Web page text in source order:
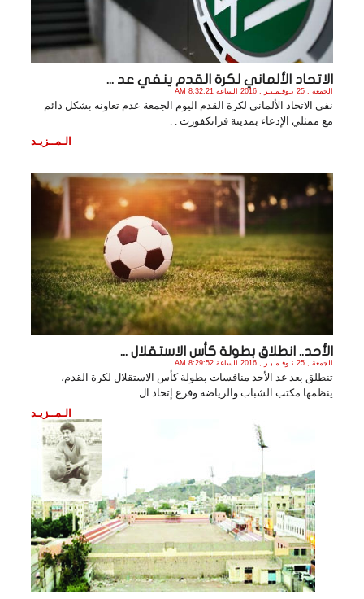
الاتحاد الألماني لكرة القدم ينفي عد ...
الجمعة , 25 نـوفـمـبـر , 2016 الساعة 8:32:21 AM
نفى الاتحاد الألماني لكرة القدم اليوم الجمعة عدم تعاونه بشكل دائم
مع ممثلي الإدعاء بمدينة فرانكفورت . .
الـمــزيـد
الأحد.. انطلاق بطولة كأس الاستقلال ...
الجمعة , 25 نـوفـمـبـر , 2016 الساعة 8:29:52 AM
تنطلق بعد غد الأحد منافسات بطولة كأس الاستقلال لكرة القدم،
ينظمها مكتب الشباب والرياضة وفرع إتحاد ال. .
الـمــزيـد